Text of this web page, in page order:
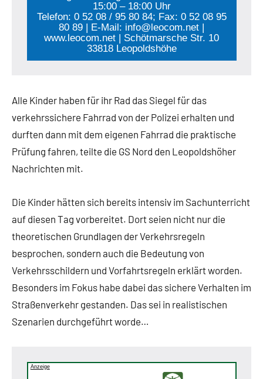
15:00 – 18:00 Uhr
Telefon: 0 52 08 / 95 80 84; Fax: 0 52 08 95
80 89 | E-Mail: info@leocom.net |
www.leocom.net | Schötmarsche Str. 10
33818 Leopoldshöhe
Alle Kinder haben für ihr Rad das Siegel für das
verkehrssichere Fahrrad von der Polizei erhalten und
durften dann mit dem eigenen Fahrrad die praktische
Prüfung fahren, teilte die GS Nord den Leopoldshöher
Nachrichten mit.
Die Kinder hätten sich bereits intensiv im Sachunterricht
auf diesen Tag vorbereitet. Dort seien nicht nur die
theoretischen Grundlagen der Verkehrsregeln
besprochen, sondern auch die Bedeutung von
Verkehrsschildern und Vorfahrtsregeln erklärt worden.
Besonders im Fokus habe dabei das sichere Verhalten im
Straßenverkehr gestanden. Das sei in realistischen
Szenarien durchgeführt worde…
Anzeige